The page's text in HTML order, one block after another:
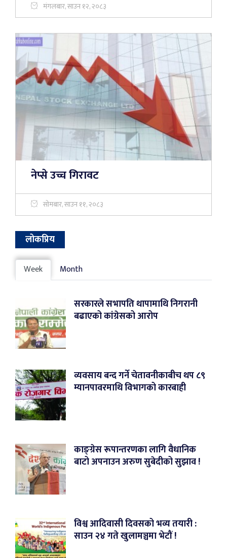
मंगलबार, साउन १२, २०८३
नेप्से उच्च गिरावट
सोमबार, साउन ११, २०८३
लोकप्रिय
Week Month
सरकारले सभापति थापामाथि निगरानी
बढाएको कांग्रेसको आरोप
व्यवसाय बन्द गर्ने चेतावनीकाबीच थप ८९
म्यानपावरमाथि विभागको कारबाही
काङ्ग्रेस रूपान्तरणका लागि वैधानिक
बाटो अपनाउन अरुण सुबेदीको सुझाव !
विश्व आदिवासी दिवसको भव्य तयारी :
साउन २४ गते खुलामञ्चमा भेटौं !